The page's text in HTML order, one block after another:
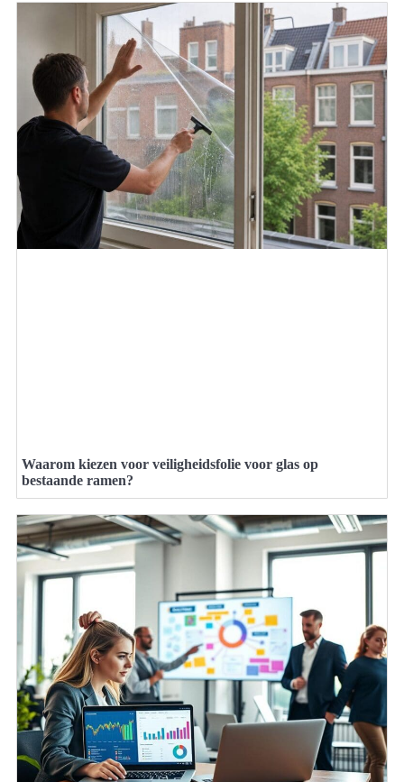
Waarom kiezen voor veiligheidsfolie voor glas op
bestaande ramen?